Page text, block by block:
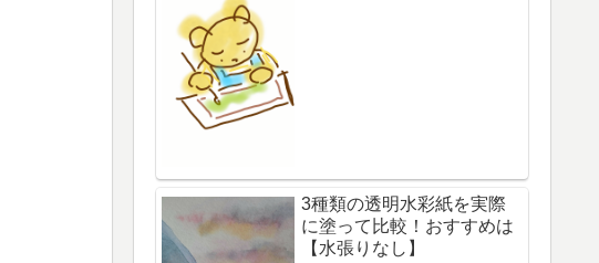
3種類の透明水彩紙を実際
に塗って比較！おすすめは
【水張りなし】